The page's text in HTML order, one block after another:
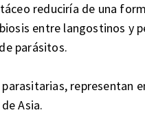
reduciría de una
entre langostinos y
parásitos.
representan
Asia.